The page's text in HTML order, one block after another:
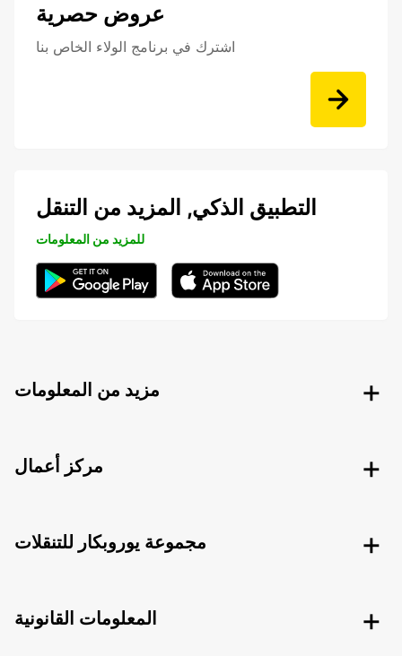
عروض حصرية
اشترك في برنامج الولاء الخاص بنا
التطبيق الذكي, المزيد من التنقل
للمزيد من المعلومات
مزيد من المعلومات
مركز أعمال
مجموعة يوروبكار للتنقلات
المعلومات القانونية